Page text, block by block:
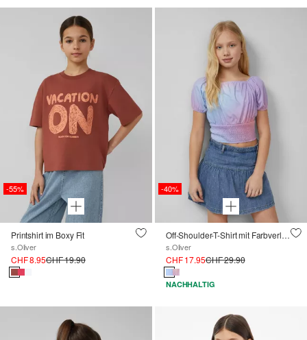
-55%
Printshirt im Boxy Fit
s.Oliver
CHF 8.95CHF 19.90
-40%
Off-Shoulder-T-Shirt mit Farbverlauf
s.Oliver
CHF 17.95CHF 29.90
NACHHALTIG